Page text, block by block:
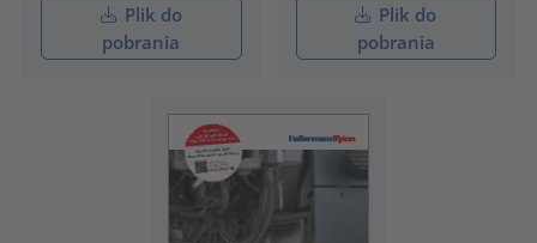
Plik do
pobrania
Plik do
pobrania